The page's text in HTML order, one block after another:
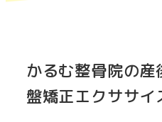
かるむ整骨院の
盤矯正エクササイ